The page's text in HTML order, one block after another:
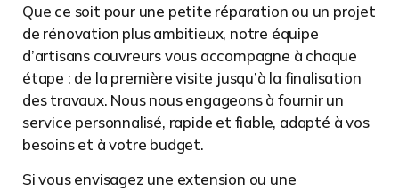
Que ce soit pour une petite réparation ou un projet
de rénovation plus ambitieux, notre équipe
d’artisans couvreurs vous accompagne à chaque
étape : de la première visite jusqu’à la finalisation
des travaux. Nous nous engageons à fournir un
service personnalisé, rapide et fiable, adapté à vos
besoins et à votre budget.
Si vous envisagez une extension ou une